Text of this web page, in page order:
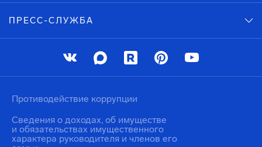
ПРЕСС-СЛУЖБА
Противодействие коррупции
Сведения о доходах, об имуществе
и обязательствах имущественного
характера руководителя и членов его